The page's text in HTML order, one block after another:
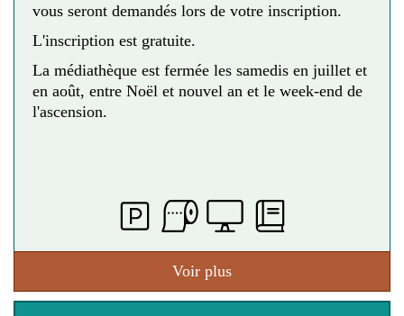
vous seront demandés lors de votre inscription.
L'inscription est gratuite.
La médiathèque est fermée les samedis en juillet et
en août, entre Noël et nouvel an et le week-end de
l'ascension.
Voir plus